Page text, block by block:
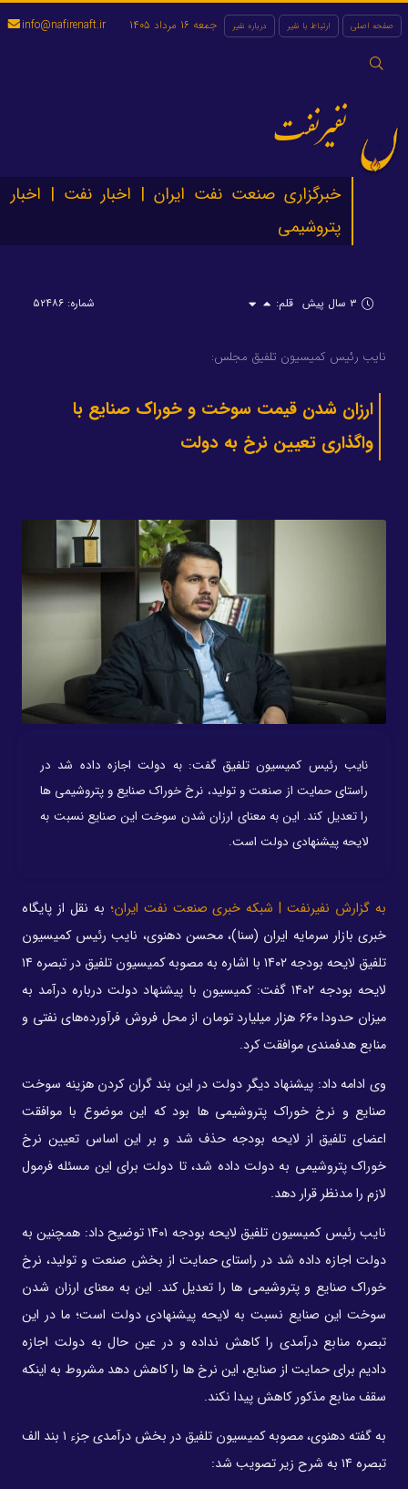
صفحه اصلی ارتباط با نفیر درباره نفیر
جستجو
جمعه 16 مرداد 1405 info@nafirenaft.ir
نفیرنفت
خبرگزاری صنعت نفت ایران | اخبار نفت | اخبار
پتروشیمی
۳ سال پیش قلم: شماره: ۵۲۴۸۶
نایب رئیس کمیسیون تلفیق مجلس:
ارزان شدن قیمت سوخت و خوراک صنایع با
واگذاری تعیین نرخ به دولت
نایب رئیس کمیسیون تلفیق گفت: به دولت اجازه داده شد در
راستای حمایت از صنعت و تولید، نرخ خوراک صنایع و پتروشیمی ها
را تعدیل کند. این به معنای ارزان شدن سوخت این صنایع نسبت به
لایحه پیشنهادی دولت است.
به گزارش نفیرنفت | شبکه خبری صنعت نفت ایران؛ به نقل از پایگاه
خبری بازار سرمایه ایران (سنا)، محسن دهنوی، نایب رئیس کمیسیون
تلفیق لایحه بودجه ۱۴۰۲ با اشاره به مصوبه کمیسیون تلفیق در تبصره ۱۴
لایحه بودجه ۱۴۰۲ گفت: کمیسیون با پیشنهاد دولت درباره درآمد به
میزان حدودا ۶۶۰ هزار میلیارد تومان از محل فروش فرآورده‌های نفتی و
منابع هدفمندی موافقت کرد.
وی ادامه داد: پیشنهاد دیگر دولت در این بند گران کردن هزینه سوخت
صنایع و نرخ خوراک پتروشیمی ها بود که این موضوع با موافقت
اعضای تلفیق از لایحه بودجه حذف شد و بر این اساس تعیین نرخ
خوراک پتروشیمی به دولت داده شد، تا دولت برای این مسئله فرمول
لازم را مدنظر قرار دهد.
نایب رئیس کمیسیون تلفیق لایحه بودجه ۱۴۰۱ توضیح داد: همچنین به
دولت اجازه داده شد در راستای حمایت از بخش صنعت و تولید، نرخ
خوراک صنایع و پتروشیمی ها را تعدیل کند. این به معنای ارزان شدن
سوخت این صنایع نسبت به لایحه پیشنهادی دولت است؛ ما در این
تبصره منابع درآمدی را کاهش نداده و در عین حال به دولت اجازه
دادیم برای حمایت از صنایع، این نرخ ها را کاهش دهد مشروط به اینکه
سقف منابع مذکور کاهش پیدا نکند.
به گفته دهنوی، مصوبه کمیسیون تلفیق در بخش درآمدی جزء ۱ بند الف
تبصره ۱۴ به شرح زیر تصویب شد: